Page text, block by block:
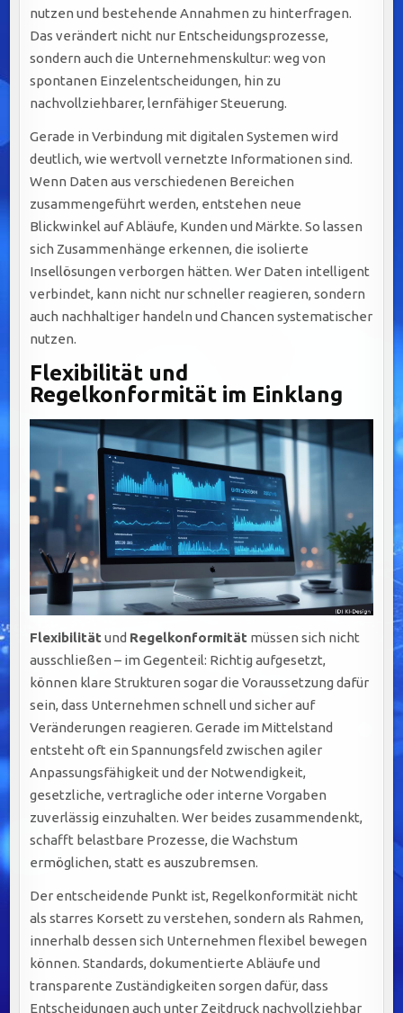
nutzen und bestehende Annahmen zu hinterfragen.
Das verändert nicht nur Entscheidungsprozesse,
sondern auch die Unternehmenskultur: weg von
spontanen Einzelentscheidungen, hin zu
nachvollziehbarer, lernfähiger Steuerung.
Gerade in Verbindung mit digitalen Systemen wird
deutlich, wie wertvoll vernetzte Informationen sind.
Wenn Daten aus verschiedenen Bereichen
zusammengeführt werden, entstehen neue
Blickwinkel auf Abläufe, Kunden und Märkte. So lassen
sich Zusammenhänge erkennen, die isolierte
Insellösungen verborgen hätten. Wer Daten intelligent
verbindet, kann nicht nur schneller reagieren, sondern
auch nachhaltiger handeln und Chancen systematischer
nutzen.
Flexibilität und
Regelkonformität im Einklang
Flexibilität und Regelkonformität müssen sich nicht
ausschließen – im Gegenteil: Richtig aufgesetzt,
können klare Strukturen sogar die Voraussetzung dafür
sein, dass Unternehmen schnell und sicher auf
Veränderungen reagieren. Gerade im Mittelstand
entsteht oft ein Spannungsfeld zwischen agiler
Anpassungsfähigkeit und der Notwendigkeit,
gesetzliche, vertragliche oder interne Vorgaben
zuverlässig einzuhalten. Wer beides zusammendenkt,
schafft belastbare Prozesse, die Wachstum
ermöglichen, statt es auszubremsen.
Der entscheidende Punkt ist, Regelkonformität nicht
als starres Korsett zu verstehen, sondern als Rahmen,
innerhalb dessen sich Unternehmen flexibel bewegen
können. Standards, dokumentierte Abläufe und
transparente Zuständigkeiten sorgen dafür, dass
Entscheidungen auch unter Zeitdruck nachvollziehbar